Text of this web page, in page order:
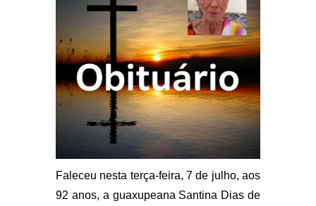
Faleceu nesta terça-feira, 7 de julho, aos
92 anos, a guaxupeana Santina Dias de